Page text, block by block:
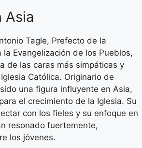
Asia
Tagle, Prefecto de la
la Evangelización de los Pueblos,
de las caras más simpáticas y
Católica. Originario de
una figura influyente en Asia,
el crecimiento de la Iglesia. Su
con los fieles y su enfoque en
resonado fuertemente,
los jóvenes.